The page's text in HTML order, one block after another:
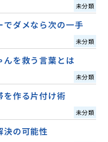
未分類
ダメなら次の一手
未分類
を救う言葉とは
未分類
を作る片付け術
未分類
決の可能性